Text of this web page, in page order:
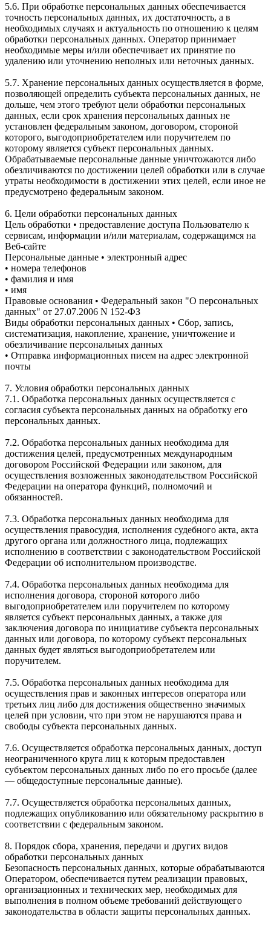
5.6. При обработке персональных данных обеспечивается
точность персональных данных, их достаточность, а в
необходимых случаях и актуальность по отношению к целям
обработки персональных данных. Оператор принимает
необходимые меры и/или обеспечивает их принятие по
удалению или уточнению неполных или неточных данных.
5.7. Хранение персональных данных осуществляется в форме,
позволяющей определить субъекта персональных данных, не
дольше, чем этого требуют цели обработки персональных
данных, если срок хранения персональных данных не
установлен федеральным законом, договором, стороной
которого, выгодоприобретателем или поручителем по
которому является субъект персональных данных.
Обрабатываемые персональные данные уничтожаются либо
обезличиваются по достижении целей обработки или в случае
утраты необходимости в достижении этих целей, если иное не
предусмотрено федеральным законом.
6. Цели обработки персональных данных
Цель обработки • предоставление доступа Пользователю к
сервисам, информации и/или материалам, содержащимся на
Веб-сайте
Персональные данные • электронный адрес
• номера телефонов
• фамилия и имя
• имя
Правовые основания • Федеральный закон "О персональных
данных" от 27.07.2006 N 152-ФЗ
Виды обработки персональных данных • Сбор, запись,
систематизация, накопление, хранение, уничтожение и
обезличивание персональных данных
• Отправка информационных писем на адрес электронной
почты
7. Условия обработки персональных данных
7.1. Обработка персональных данных осуществляется с
согласия субъекта персональных данных на обработку его
персональных данных.
7.2. Обработка персональных данных необходима для
достижения целей, предусмотренных международным
договором Российской Федерации или законом, для
осуществления возложенных законодательством Российской
Федерации на оператора функций, полномочий и
обязанностей.
7.3. Обработка персональных данных необходима для
осуществления правосудия, исполнения судебного акта, акта
другого органа или должностного лица, подлежащих
исполнению в соответствии с законодательством Российской
Федерации об исполнительном производстве.
7.4. Обработка персональных данных необходима для
исполнения договора, стороной которого либо
выгодоприобретателем или поручителем по которому
является субъект персональных данных, а также для
заключения договора по инициативе субъекта персональных
данных или договора, по которому субъект персональных
данных будет являться выгодоприобретателем или
поручителем.
7.5. Обработка персональных данных необходима для
осуществления прав и законных интересов оператора или
третьих лиц либо для достижения общественно значимых
целей при условии, что при этом не нарушаются права и
свободы субъекта персональных данных.
7.6. Осуществляется обработка персональных данных, доступ
неограниченного круга лиц к которым предоставлен
субъектом персональных данных либо по его просьбе (далее
— общедоступные персональные данные).
7.7. Осуществляется обработка персональных данных,
подлежащих опубликованию или обязательному раскрытию в
соответствии с федеральным законом.
8. Порядок сбора, хранения, передачи и других видов
обработки персональных данных
Безопасность персональных данных, которые обрабатываются
Оператором, обеспечивается путем реализации правовых,
организационных и технических мер, необходимых для
выполнения в полном объеме требований действующего
законодательства в области защиты персональных данных.